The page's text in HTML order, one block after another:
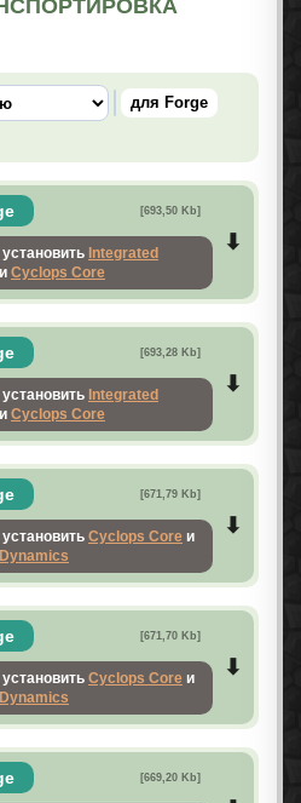
для Forge
[693,50 Kb]
Integrated
и Cyclops Core
[693,28 Kb]
Integrated
и Cyclops Core
[671,79 Kb]
Cyclops Core и
[671,70 Kb]
Cyclops Core и
[669,20 Kb]